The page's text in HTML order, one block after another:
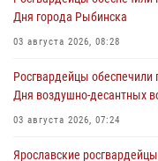
Дня города Рыбинска
03 августа 2026, 08:28
Росгвардейцы
Дня воздушно-десантных
03 августа 2026, 07:24
Ярославские